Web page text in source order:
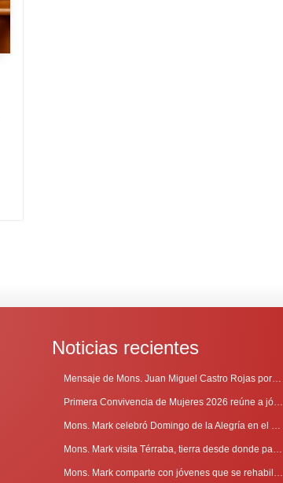
Noticias recientes
Mensaje de Mons. Juan Miguel Castro Rojas por el 69º Aniversario de Radio Sinaí
Primera Convivencia de Mujeres 2026 reúne a jóvenes en proceso de discernimiento vocacional
Mons. Mark celebró Domingo de la Alegría en el Sur
Mons. Mark visita Térraba, tierra desde donde parte la evangelización
Mons. Mark comparte con jóvenes que se rehabilitan en Comunidad Cenáculo